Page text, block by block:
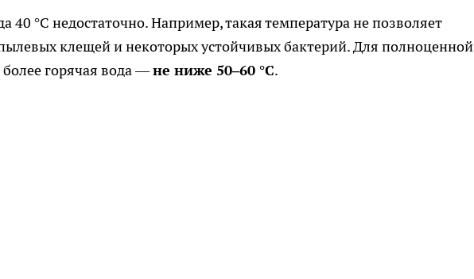
40 °C недостаточно. Например, такая температура не позволяет
клещей и некоторых устойчивых бактерий. Для полноценной
горячая вода —не ниже 50–60 °C.